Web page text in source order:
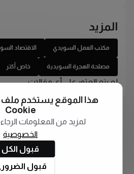
المزيد
مكتب العمل السويدي الاقتصاد
مصلحة الهجرة السويدية خاص أكتر
لم يتم العثور على أي مقالات
هذا الموقع يستخدم ملف
Cookie
لمزيد من المعلومات
الخصوصية
قبول الكل
قبول